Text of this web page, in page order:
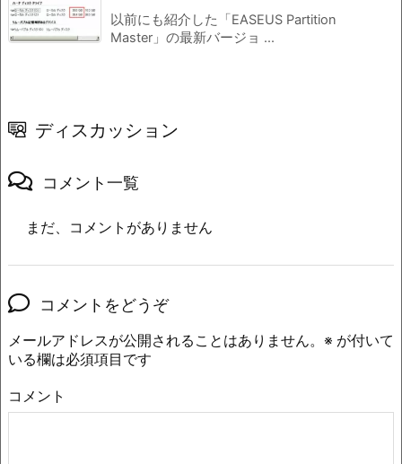
以前にも紹介した「EASEUS Partition
Master」の最新バージョ ...
ディスカッション
コメント一覧
まだ、コメントがありません
コメントをどうぞ
メールアドレスが公開されることはありません。 ※ が付いて
いる欄は必須項目です
コメント